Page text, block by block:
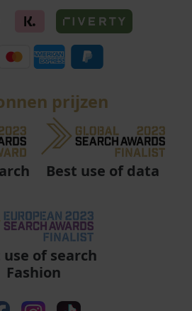
prijzen
Best use of data
use of search
Fashion